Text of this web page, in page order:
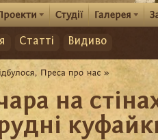
Статті Видиво
на